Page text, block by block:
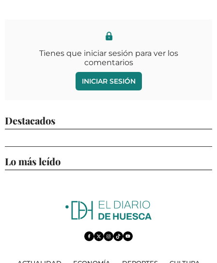
Tienes que iniciar sesión para ver los
comentarios
INICIAR SESIÓN
Destacados
Lo más leído